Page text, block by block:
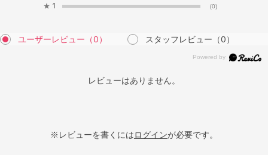
★ 1 (0)
ユーザーレビュー （0） スタッフレビュー （0）
レビューはありません。
※レビューを書くにはログインが必要です。